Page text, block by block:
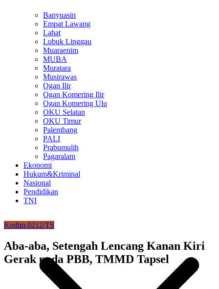
Banyuasin
Empat Lawang
Lahat
Lubuk Linggau
Muaraenim
MUBA
Muratara
Musirawas
Ogan Ilir
Ogan Komering Ilir
Ogan Komering Ulu
OKU Selatan
OKU Timur
Palembang
PALI
Prabumulih
Pagaralam
Ekonomi
Hukum&Kriminal
Nasional
Pendidikan
TNI
Kodim 0212/TS
Aba-aba, Setengah Lencang Kanan Kiri
Gerak pada PBB, TMMD Tapsel